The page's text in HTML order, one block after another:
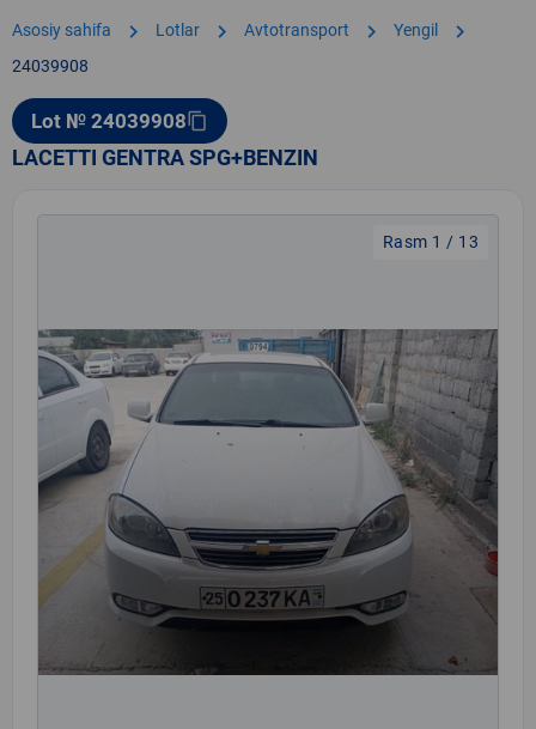
Asosiy sahifa chevron_right Lotlar chevron_right Avtotransport chevron_right Yengil chevron_right
24039908
Lot № 24039908content_copy
LACETTI GENTRA SPG+BENZIN
Rasm 1 / 13